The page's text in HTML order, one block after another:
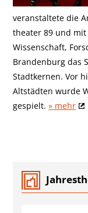
veranstaltete die
theater 89 und
Wissenschaft,
Brandenburg das
Stadtkernen. Vor
Altstädten wurde
gespielt.» mehr